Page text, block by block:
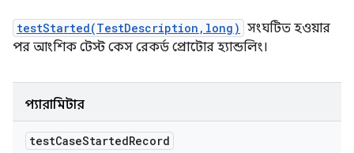
testStarted(TestDescription,long) সংঘটিত হওয়ার
পর আংশিক টেস্ট কেস রেকর্ড প্রোটোর হ্যান্ডলিং।
প্যারামিটার
testCaseStartedRecord